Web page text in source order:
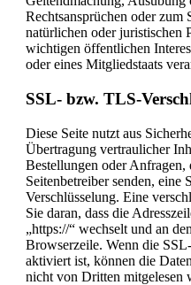
Rechtsansprüchen oder zum
natürlichen oder juristischen
wichtigen öffentlichen
oder eines Mitgliedstaats
SSL- bzw. TLS-
Diese Seite nutzt aus
Übertragung vertraulicher
Bestellungen oder Anfragen,
Seitenbetreiber senden, eine
Verschlüsselung. Eine
Sie daran, dass die
„https://“ wechselt und an
Browserzeile. Wenn die
aktiviert ist, können die
nicht von Dritten mitgelesen